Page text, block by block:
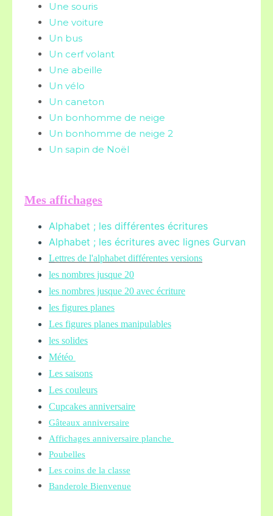
Une souris
Une voiture
Un bus
Un cerf volant
Une abeille
Un vélo
Un caneton
Un bonhomme de neige
Un bonhomme de neige 2
Un sapin de Noël
Mes affichages
Alphabet ; les différentes écritures
Alphabet ; les écritures avec lignes Gurvan
Lettres de l'alphabet différentes versions
les nombres jusque 20
les nombres jusque 20 avec écriture
les figures planes
Les figures planes manipulables
les solides
Météo
Les saisons
Les couleurs
Cupcakes anniversaire
Gâteaux anniversaire
Affichages anniversaire planche
Poubelles
Les coins de la classe
Banderole Bienvenue